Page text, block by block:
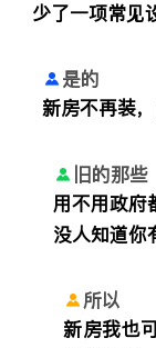
少了一项常见
是的
新房不再装
旧的那些
用不用政府
没人知道你
所以
新房我也